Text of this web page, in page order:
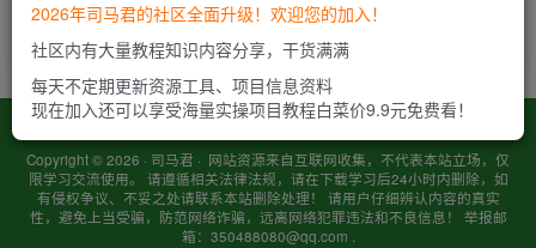
长期正规项目：司马小七唯一担保推荐搬砖项目正规长
期稳定（长期招人），小白新人专供福利！
用户协议 免责声明 隐私政策 关于我们
Copyright © 2026 · 司马君 · 网站资源来自互联网收集，不代表本站立场，仅
限学习交流使用。 请遵循相关法律法规，请在下载学习后24小时内删除，如
有侵权争议、不妥之处请联系本站删除处理！ 请用户仔细辨认内容的真实
性，避免上当受骗，防范网络诈骗，远离网络犯罪违法和不良信息！ 举报邮
箱：350488080@qq.com .
2026年司马君的社区全面升级！欢迎您的加入！
社区内有大量教程知识内容分享，干货满满
每天不定期更新资源工具、项目信息资料
现在加入还可以享受海量实操项目教程白菜价9.9元免费看！